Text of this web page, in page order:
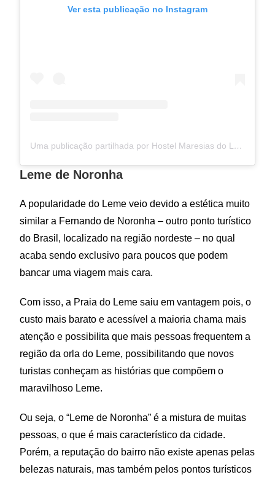
Ver esta publicação no Instagram
Uma publicação partilhada por Hostel Maresias do Leme (@hostelmaresiasdoleme)
Leme de Noronha
A popularidade do Leme veio devido a estética muito
similar a Fernando de Noronha – outro ponto turístico
do Brasil, localizado na região nordeste – no qual
acaba sendo exclusivo para poucos que podem
bancar uma viagem mais cara.
Com isso, a Praia do Leme saiu em vantagem pois, o
custo mais barato e acessível a maioria chama mais
atenção e possibilita que mais pessoas frequentem a
região da orla do Leme, possibilitando que novos
turistas conheçam as histórias que compõem o
maravilhoso Leme.
Ou seja, o “Leme de Noronha” é a mistura de muitas
pessoas, o que é mais característico da cidade.
Porém, a reputação do bairro não existe apenas pelas
belezas naturais, mas também pelos pontos turísticos